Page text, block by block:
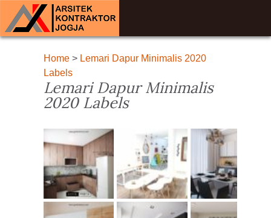
Home> Lemari Dapur Minimalis 2020
Labels
Lemari Dapur Minimalis
2020 Labels